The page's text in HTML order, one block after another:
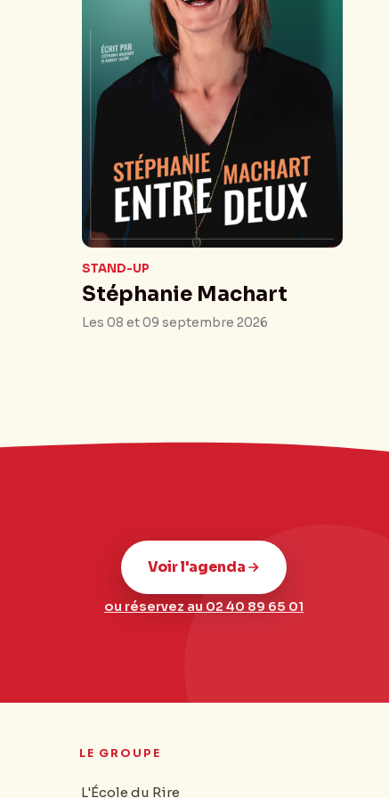
STAND-UP
Stéphanie Machart
Les 08 et 09 septembre 2026
Voir l'agenda
ou réservez au 02 40 89 65 01
LE GROUPE
L'École du Rire